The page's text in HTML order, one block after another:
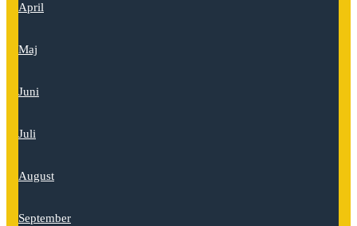
April
Maj
Juni
Juli
August
September